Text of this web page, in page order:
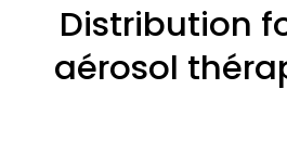
Distribution
aérosol